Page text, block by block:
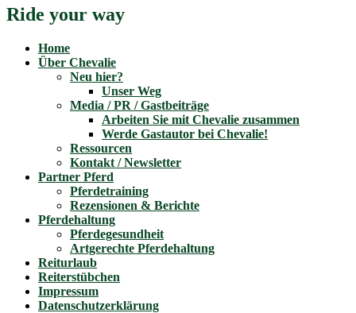
Ride your way
Home
Über Chevalie
Neu hier?
Unser Weg
Media / PR / Gastbeiträge
Arbeiten Sie mit Chevalie zusammen
Werde Gastautor bei Chevalie!
Ressourcen
Kontakt / Newsletter
Partner Pferd
Pferdetraining
Rezensionen & Berichte
Pferdehaltung
Pferdegesundheit
Artgerechte Pferdehaltung
Reiturlaub
Reiterstübchen
Impressum
Datenschutzerklärung